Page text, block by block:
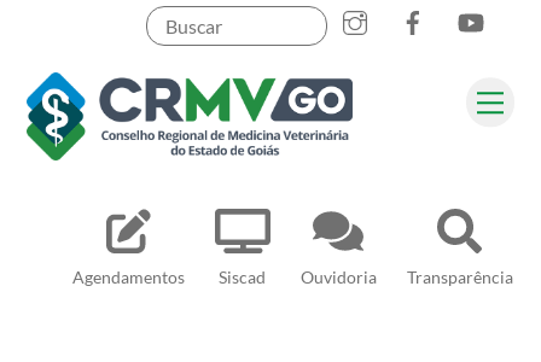
content
Agendamentos Siscad Ouvidoria Transparência
Pesquisar